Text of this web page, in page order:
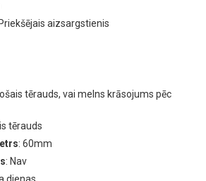
aizsargstienis
tērauds, vai melns krāsojums pēc
tērauds
: 60mm
: Nav
dienas